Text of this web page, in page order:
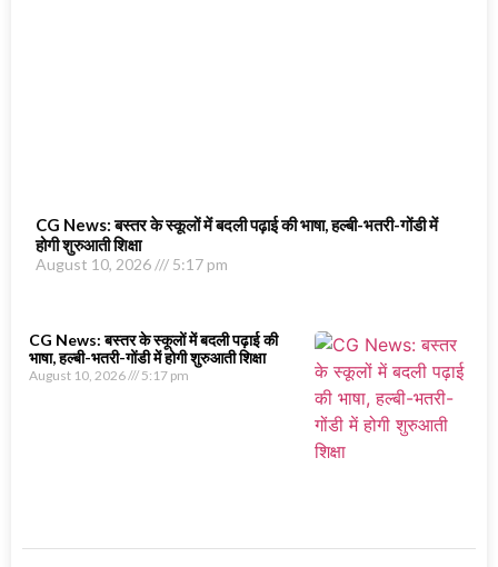
CG News: बस्तर के स्कूलों में बदली पढ़ाई की भाषा, हल्बी-भतरी-गोंडी में
होगी शुरुआती शिक्षा
August 10, 2026 5:17 pm
CG News: बस्तर के स्कूलों में बदली पढ़ाई की
भाषा, हल्बी-भतरी-गोंडी में होगी शुरुआती शिक्षा
August 10, 2026 5:17 pm